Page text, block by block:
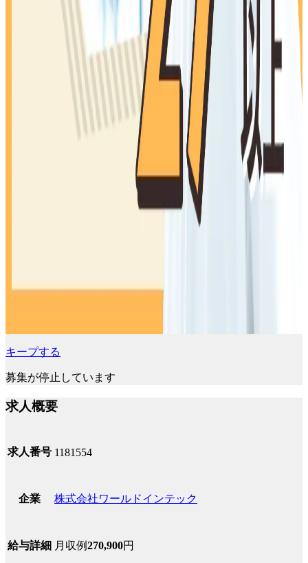
キープする
募集が停止しています
求人概要
求人番号 1181554
企業 株式会社ワールドインテック
給与詳細 月収例270,900円